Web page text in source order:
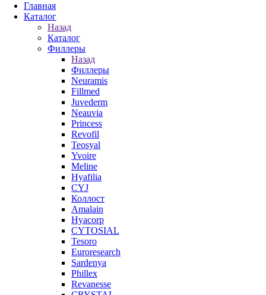
Главная
Каталог
Назад
Каталог
Филлеры
Назад
Филлеры
Neuramis
Fillmed
Juvederm
Neauvia
Princess
Revofil
Teosyal
Yvoire
Meline
Hyafilia
CYJ
Коллост
Amalain
Hyacorp
CYTOSIAL
Tesoro
Euroresearch
Sardenya
Phillex
Revanesse